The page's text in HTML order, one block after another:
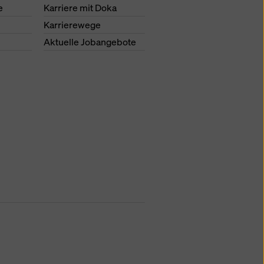
Karriere mit Doka
Karrierewege
Aktuelle Jobangebote